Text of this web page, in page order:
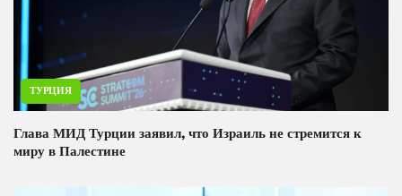
ТУРЦИЯ
Глава МИД Турции заявил, что Израиль не стремится к
миру в Палестине